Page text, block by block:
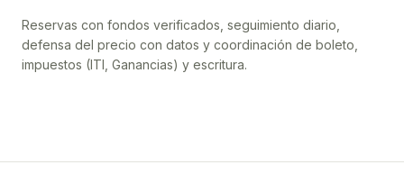
Reservas con fondos verificados, seguimiento diario,
defensa del precio con datos y coordinación de boleto,
impuestos (ITI, Ganancias) y escritura.